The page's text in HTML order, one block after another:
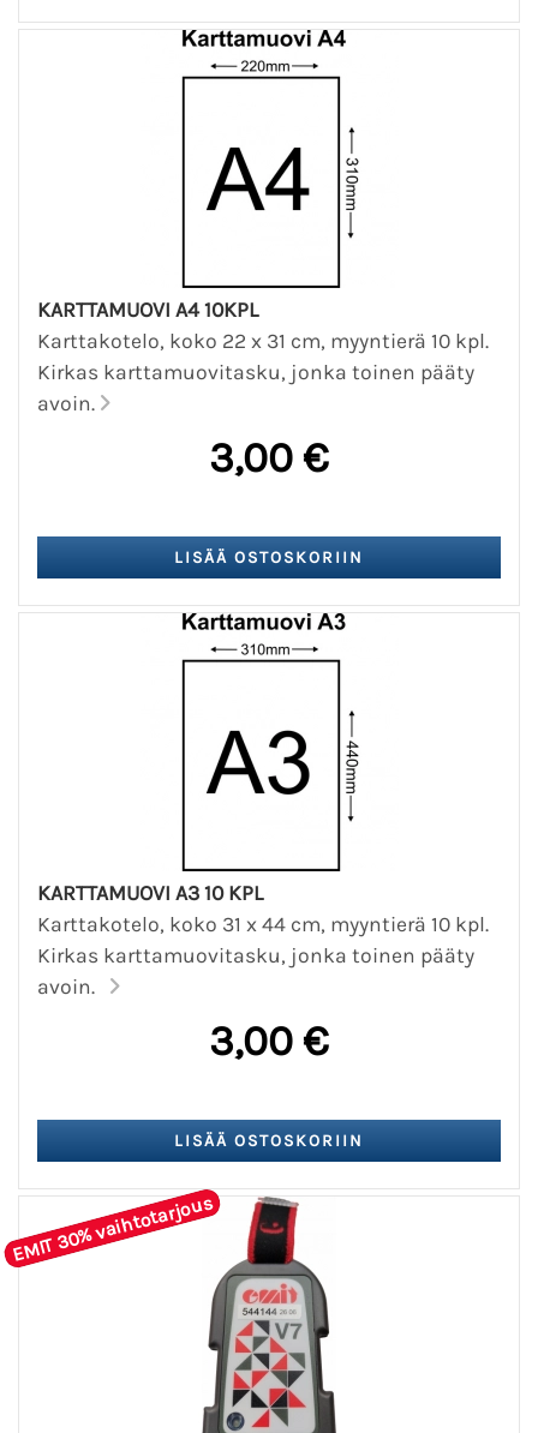
KARTTAMUOVI A4 10KPL
Karttakotelo, koko 22 x 31 cm, myyntierä 10 kpl.
Kirkas karttamuovitasku, jonka toinen pääty
avoin.
3,00 €
KARTTAMUOVI A3 10 KPL
Karttakotelo, koko 31 x 44 cm, myyntierä 10 kpl.
Kirkas karttamuovitasku, jonka toinen pääty
avoin.
3,00 €
EMIT 30% vaihtotarjous